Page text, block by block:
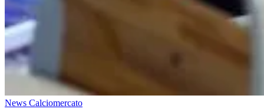
News Calciomercato